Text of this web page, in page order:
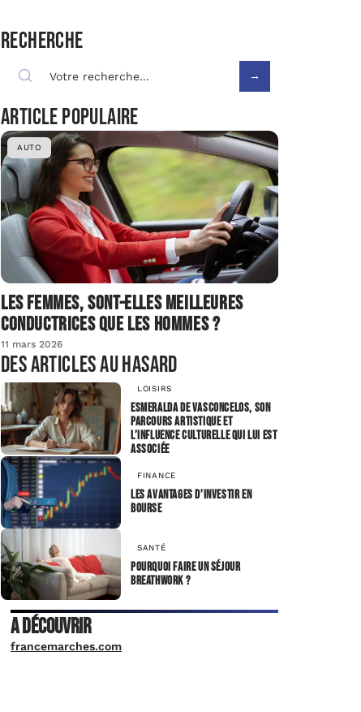
Recherche
Article populaire
AUTO
Les femmes, sont-elles meilleures
conductrices que les hommes ?
11 mars 2026
Des articles au hasard
LOISIRS
Esmeralda de Vasconcelos, son
parcours artistique et
l’influence culturelle qui lui est
associée
FINANCE
Les avantages d’investir en
bourse
SANTÉ
Pourquoi faire un séjour
breathwork ?
A découvrir
francemarches.com